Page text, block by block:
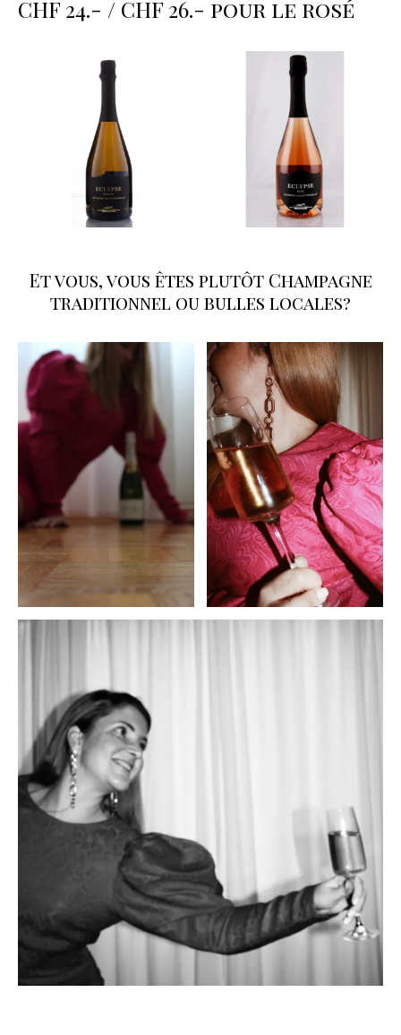
CHF 24.- / CHF 26.- pour le rosé
Et vous, vous êtes plutôt Champagne
traditionnel ou bulles locales?